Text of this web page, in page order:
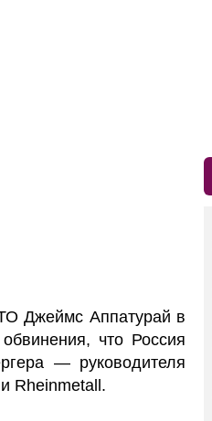
Джеймс Аппатурай в
что Россия
— руководителя
Rheinmetall.